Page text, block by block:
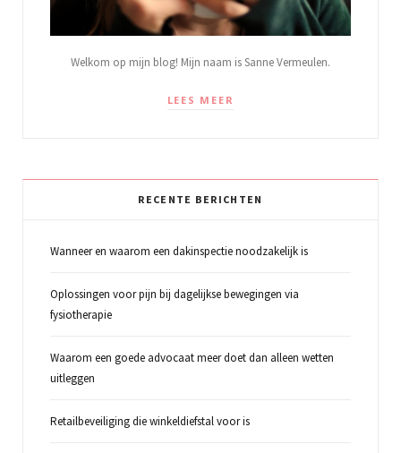
Welkom op mijn blog! Mijn naam is Sanne Vermeulen.
LEES MEER
RECENTE BERICHTEN
Wanneer en waarom een dakinspectie noodzakelijk is
Oplossingen voor pijn bij dagelijkse bewegingen via
fysiotherapie
Waarom een goede advocaat meer doet dan alleen wetten
uitleggen
Retailbeveiliging die winkeldiefstal voor is